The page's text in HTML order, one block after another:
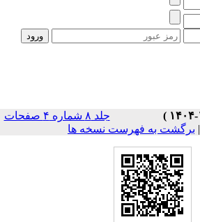
جلد ۸ شماره ۴ صفحات
برگشت به فهرست نسخه ها